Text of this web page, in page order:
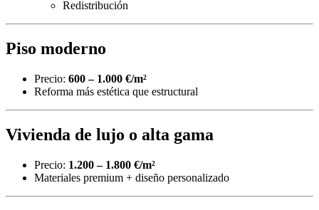
Redistribución
Piso moderno
Precio: 600 – 1.000 €/m²
Reforma más estética que estructural
Vivienda de lujo o alta gama
Precio: 1.200 – 1.800 €/m²
Materiales premium + diseño personalizado